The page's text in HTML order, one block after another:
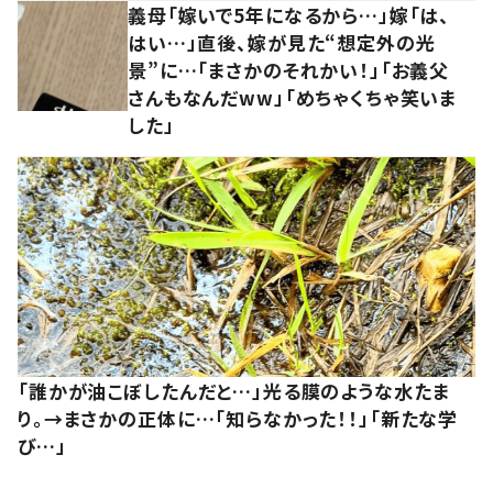
義母「嫁いで5年になるから…」嫁「は、
はい…」直後、嫁が見た“想定外の光
景”に…「まさかのそれかい！」「お義父
さんもなんだww」「めちゃくちゃ笑いま
した」
「誰かが油こぼしたんだと…」光る膜のような水たま
り。→まさかの正体に…「知らなかった！！」「新たな学
び…」